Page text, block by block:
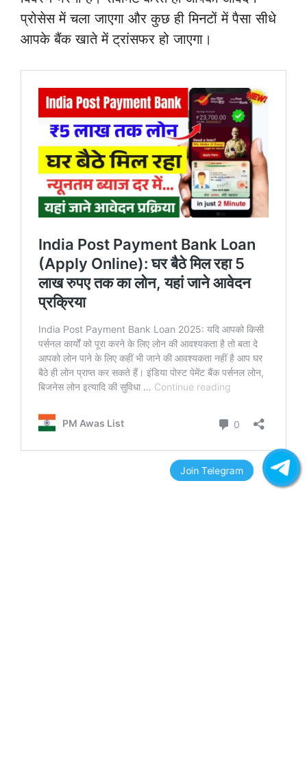
प्रोसेस में चला जाएगा और कुछ ही मिनटों में पैसा सीधे
आपके बैंक खाते में ट्रांसफर हो जाएगा।